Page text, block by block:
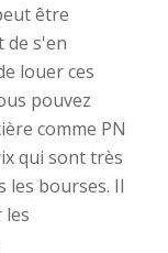
être
de s'en
louer ces
pouvez
comme PN
qui sont très
les bourses. Il
les